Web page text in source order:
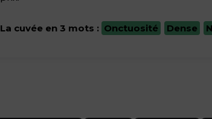
La cuvée en 3 mots : Onctuosité Dense